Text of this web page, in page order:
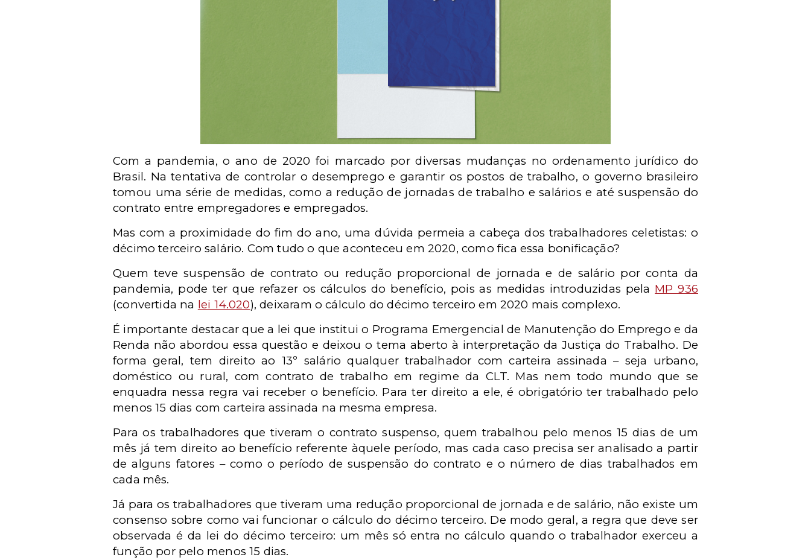
Com a pandemia, o ano de 2020 foi marcado por diversas mudanças no ordenamento jurídico do
Brasil. Na tentativa de controlar o desemprego e garantir os postos de trabalho, o governo brasileiro
tomou uma série de medidas, como a redução de jornadas de trabalho e salários e até suspensão do
contrato entre empregadores e empregados.
Mas com a proximidade do fim do ano, uma dúvida permeia a cabeça dos trabalhadores celetistas: o
décimo terceiro salário. Com tudo o que aconteceu em 2020, como fica essa bonificação?
Quem teve suspensão de contrato ou redução proporcional de jornada e de salário por conta da
pandemia, pode ter que refazer os cálculos do benefício, pois as medidas introduzidas pela MP 936
(convertida na lei 14.020), deixaram o cálculo do décimo terceiro em 2020 mais complexo.
É importante destacar que a lei que institui o Programa Emergencial de Manutenção do Emprego e da
Renda não abordou essa questão e deixou o tema aberto à interpretação da Justiça do Trabalho. De
forma geral, tem direito ao 13º salário qualquer trabalhador com carteira assinada – seja urbano,
doméstico ou rural, com contrato de trabalho em regime da CLT. Mas nem todo mundo que se
enquadra nessa regra vai receber o benefício. Para ter direito a ele, é obrigatório ter trabalhado pelo
menos 15 dias com carteira assinada na mesma empresa.
Para os trabalhadores que tiveram o contrato suspenso, quem trabalhou pelo menos 15 dias de um
mês já tem direito ao benefício referente àquele período, mas cada caso precisa ser analisado a partir
de alguns fatores – como o período de suspensão do contrato e o número de dias trabalhados em
cada mês.
Já para os trabalhadores que tiveram uma redução proporcional de jornada e de salário, não existe um
consenso sobre como vai funcionar o cálculo do décimo terceiro. De modo geral, a regra que deve ser
observada é da lei do décimo terceiro: um mês só entra no cálculo quando o trabalhador exerceu a
função por pelo menos 15 dias.